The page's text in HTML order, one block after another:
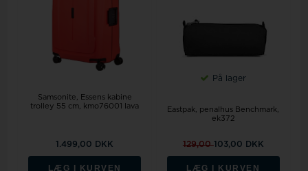
Samsonite, Essens kabine
trolley 55 cm, kmo76001 lava
1.499,00 DKK
LÆG I KURVEN
På lager
Eastpak, penalhus Benchmark,
ek372
129,00103,00 DKK
LÆG I KURVEN